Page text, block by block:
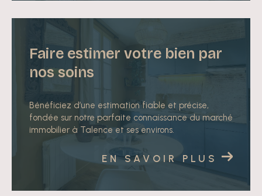
projet se réalise sereinement.
Gestion locative en toute sérénité
Confiez-nous la gestion de vos biens et profitez
d’un accompagnement simple et transparent :
Recherche et sélection soigneuse des locataires
Rédaction des baux et suivi administratif complet
Gestion des loyers, charges et interventions
techniques
Suivi régulier et conseils personnalisés à chaque
Elysēa Immobilier
Faire estimer votre bien par
nos soins
Bénéficiez d’une estimation fiable et précise,
fondée sur notre parfaite connaissance du marché
immobilier à Talence et ses environs.
EN SAVOIR PLUS